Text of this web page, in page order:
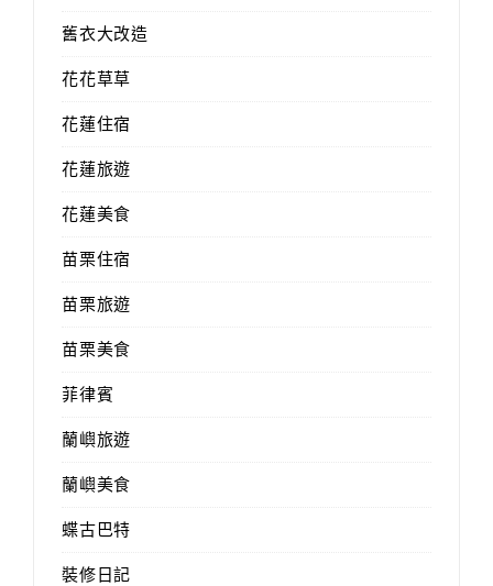
舊衣大改造
花花草草
花蓮住宿
花蓮旅遊
花蓮美食
苗栗住宿
苗栗旅遊
苗栗美食
菲律賓
蘭嶼旅遊
蘭嶼美食
蝶古巴特
裝修日記